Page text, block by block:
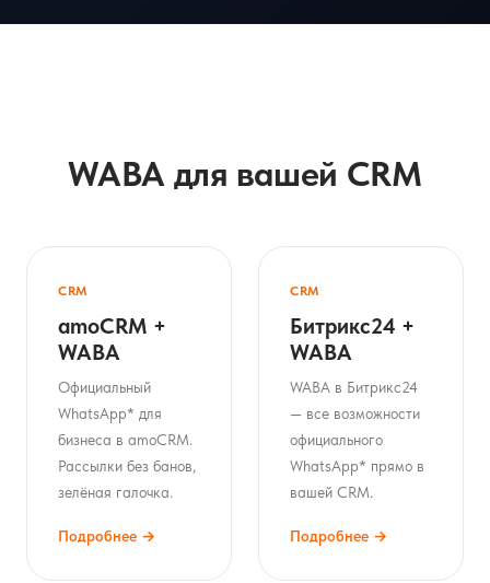
WABA для вашей CRM
CRM
amoCRM +
WABA
Официальный
WhatsApp* для
бизнеса в amoCRM.
Рассылки без банов,
зелёная галочка.
Подробнее →
CRM
Битрикс24 +
WABA
WABA в Битрикс24
— все возможности
официального
WhatsApp* прямо в
вашей CRM.
Подробнее →